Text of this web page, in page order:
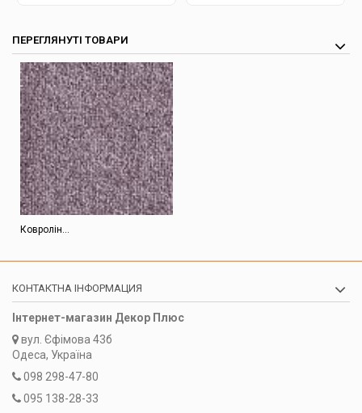
ПЕРЕГЛЯНУТІ ТОВАРИ
Ковролін...
КОНТАКТНА ІНФОРМАЦИЯ
Інтернет-магазин Декор Плюс
вул. Єфімова 43б
Одеса, Україна
098 298-47-80
095 138-28-33